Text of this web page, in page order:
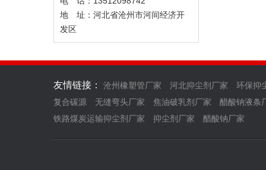
地 址：河北省沧州市河间经济开
发区
友情链接： 沧州橡塑管厂家 河北抑尘剂厂家
环保抑
复合碳源
无缝弯头厂家 焦油破乳剂厂家
醋酸钠液条
铁路煤炭运输抑尘剂厂家
抑尘剂厂家 醋酸钠厂家